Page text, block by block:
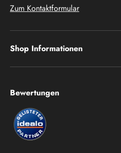
Zum Kontaktformular
Shop Informationen
Bewertungen